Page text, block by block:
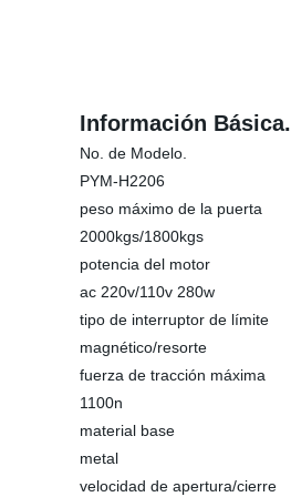
Información Básica.
No. de Modelo.
PYM-H2206
peso máximo de la puerta
2000kgs/1800kgs
potencia del motor
ac 220v/110v 280w
tipo de interruptor de límite
magnético/resorte
fuerza de tracción máxima
1100n
material base
metal
velocidad de apertura/cierre